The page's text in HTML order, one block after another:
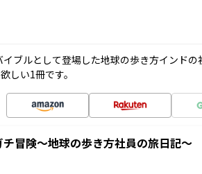
イブルとして登場した地球の歩き方インド
しい1冊です。
冒険～地球の歩き方社員の旅日記～